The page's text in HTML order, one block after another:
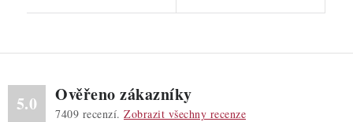
5.0 Ověřeno zákazníky
7409 recenzí. Zobrazit všechny recenze